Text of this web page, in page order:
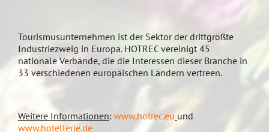
Tourismusunternehmen ist der Sektor der drittgrößte
Industriezweig in Europa. HOTREC vereinigt 45
nationale Verbände, die die Interessen dieser Branche in
33 verschiedenen europäischen Ländern vertreen.
Weitere Informationen: www.hotrec.eu und
www.hotellerie.de